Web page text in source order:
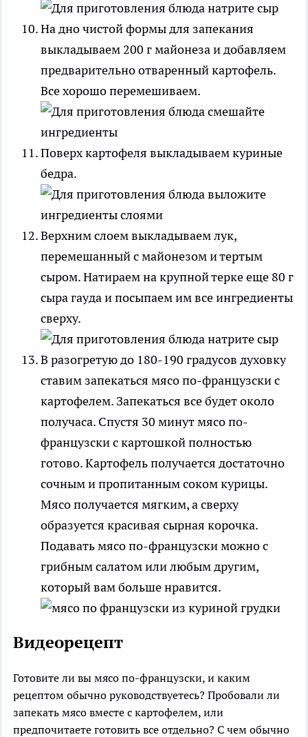
На дно чистой формы для запекания
выкладываем 200 г майонеза и добавляем
предварительно отваренный картофель.
Все хорошо перемешиваем.
Поверх картофеля выкладываем куриные
бедра.
Верхним слоем выкладываем лук,
перемешанный с майонезом и тертым
сыром. Натираем на крупной терке еще 80 г
сыра гауда и посыпаем им все ингредиенты
сверху.
В разогретую до 180-190 градусов духовку
ставим запекаться мясо по-французски с
картофелем. Запекаться все будет около
получаса. Спустя 30 минут мясо по-
французски с картошкой полностью
готово. Картофель получается достаточно
сочным и пропитанным соком курицы.
Мясо получается мягким, а сверху
образуется красивая сырная корочка.
Подавать мясо по-французски можно с
грибным салатом или любым другим,
который вам больше нравится.
Видеорецепт
Готовите ли вы мясо по-французски, и каким
рецептом обычно руководствуетесь? Пробовали ли
запекать мясо вместе с картофелем, или
предпочитаете готовить все отдельно? С чем обычно